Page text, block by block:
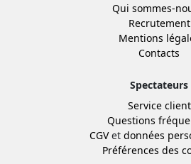
Qui sommes-
Recrutement
Mentions
Contacts
Spectateurs
Service client
Questions
CGVet données
Préférences des